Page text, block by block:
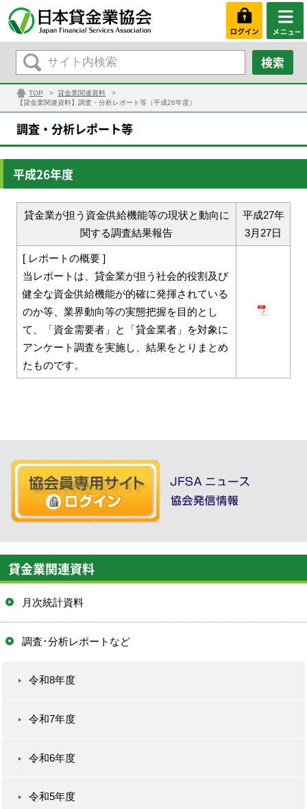
TOP
貸金業関連資料
【貸金業関連資料】調査・分析レポート等（平成26年度）
調査・分析レポート等
平成26年度
貸金業が担う資金供給機能等の現状と動向に
関する調査結果報告
平成27年
3月27日
[ レポートの概要 ]
当レポートは、貸金業が担う社会的役割及び
健全な資金供給機能が的確に発揮されている
のか等、業界動向等の実態把握を目的とし
て、「資金需要者」と「貸金業者」を対象に
アンケート調査を実施し、結果をとりまとめ
たものです。
貸金業関連資料
月次統計資料
調査･分析レポートなど
令和8年度
令和7年度
令和6年度
令和5年度